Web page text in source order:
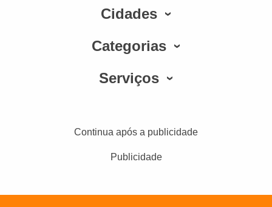
Cidades
Categorias
Serviços
Continua após a publicidade
Publicidade